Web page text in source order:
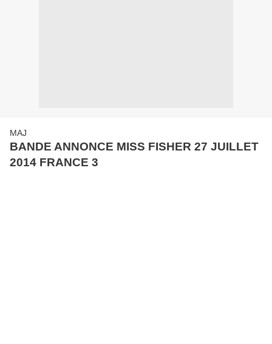
MAJ
BANDE ANNONCE MISS FISHER 27 JUILLET
2014 FRANCE 3